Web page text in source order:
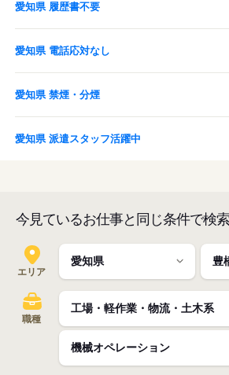
愛知県 履歴書不要
愛知県 電話応対なし
愛知県 禁煙・分煙
愛知県 派遣スタッフ活躍中
今見ているお仕事と同じ条件で検索
エリア
職種